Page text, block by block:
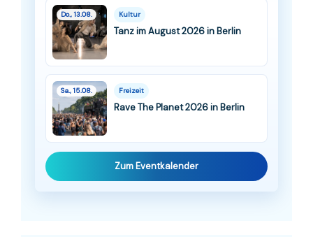
Do., 13.08. Kultur
Tanz im August 2026 in Berlin
Sa., 15.08. Freizeit
Rave The Planet 2026 in Berlin
Zum Eventkalender